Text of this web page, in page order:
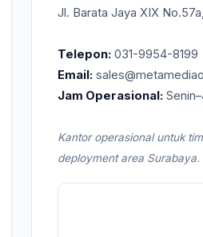
Jl. Barata Jaya XIX
Telepon: 031-9954-8199
Email:
Jam Operasional:
Kantor operasional untuk
deployment area Surabaya.